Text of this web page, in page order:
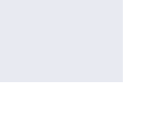
，環境・社会